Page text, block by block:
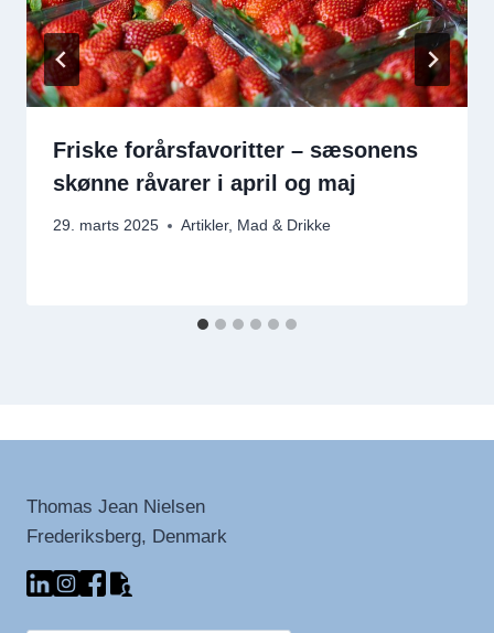
Friske forårsfavoritter – sæsonens
skønne råvarer i april og maj
29. marts 2025 Artikler, Mad & Drikke
Thomas Jean Nielsen
Frederiksberg, Denmark